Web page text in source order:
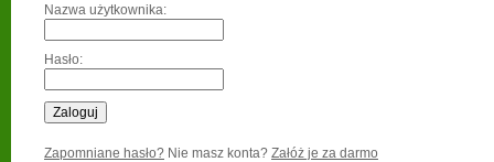
Nazwa użytkownika:
Hasło:
Zapomniane hasło? Nie masz konta? Załóż je za darmo